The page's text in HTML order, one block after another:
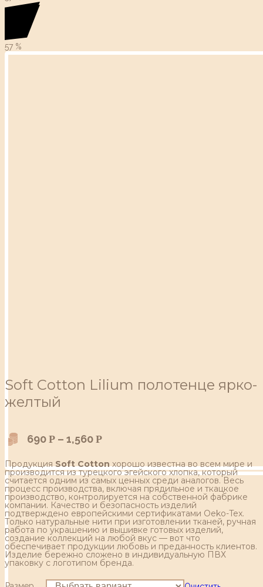
57 %
Soft Сotton Lilium полотенце ярко-
желтый
690 Р – 1,560 Р
ПродукцияSoft Cottonхорошо известна во всем мире и
производится из турецкого эгейского хлопка, который
считается одним из самых ценных среди аналогов. Весь
процесс производства, включая прядильное и ткацкое
производство, контролируется на собственной фабрике
компании. Качество и безопасность изделий
подтверждено европейскими сертификатами Oeko-Tex.
Только натуральные нити при изготовлении тканей, ручная
работа по украшению и вышивке готовых изделий,
создание коллекций на любой вкус — вот что
обеспечивает продукции любовь и преданность клиентов.
Изделие бережно сложено в индивидуальную ПВХ
упаковку с логотипом бренда.